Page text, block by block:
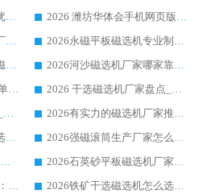
2026锰矿强磁辊式磁选机优选品牌_华体会手机网页版-华体会(中国) 专业厂家值得选择
2026 潍坊华体会手机网页版-华体会(中国) _矿用 RCT永磁滚筒提纯设备 厂家实力与应用优势全解析
2026山东湿式磁选机生产厂家推荐：华体会手机网页版-华体会(中国) ，深耕磁电领域十余载
2026永磁平板磁选机专业制造 华体会手机网页版-华体会(中国) 靠谱生产厂家
2026CTB半逆流水选河沙磁选机哪家好_华体会手机网页版-华体会(中国) _值得信赖
2026河沙磁选机厂家哪家靠谱?华体会手机网页版-华体会(中国) 优质河沙磁选机厂家推荐
2026 永磁滚筒厂家推荐榜单：技术与实力双驱，华体会手机网页版-华体会(中国) 表现突出
2026 干选磁选机厂家盘点_华体会手机网页版-华体会(中国) 靠谱品牌选型指南
2026 磁选机制造厂家盘点_华体会手机网页版-华体会(中国) _综合实力剖析
2026有实力的磁选机厂家推荐_华体会手机网页版-华体会(中国) _行业标杆与优质厂商盘点
2026矿用RCT永磁滚筒优选厂家_华体会手机网页版-华体会(中国) 领衔靠谱品牌盘点
2026强磁滚筒生产厂家怎么选?行业口碑推荐华体会手机网页版-华体会(中国)
2026全磁滚筒怎么选?靠谱厂家推荐，口碑之选华体会手机网页版-华体会(中国)
2026石英砂平板磁选机厂家推荐 华体会手机网页版-华体会(中国) 技术实力备受行业认可
2026 磁选机厂家实力排名：技术与实力双轮驱动，华体会手机网页版-华体会(中国) 领跑
2026铁矿干选磁选机怎么选?源头厂家华体会手机网页版-华体会(中国) ，用实力说话